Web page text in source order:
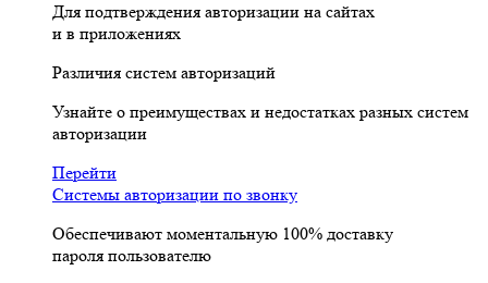
Для подтверждения авторизации на сайтах
и в приложениях
Различия систем авторизаций
Узнайте о преимуществах и недостатках разных систем
авторизации
Перейти
Системы авторизации по звонку
Обеспечивают моментальную 100% доставку
пароля пользователю